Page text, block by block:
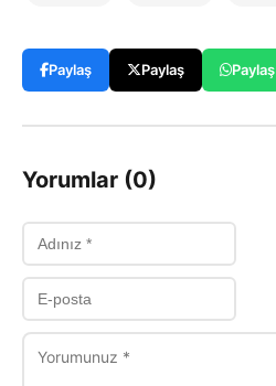
Paylaş Paylaş Paylaş
Yorumlar (0)